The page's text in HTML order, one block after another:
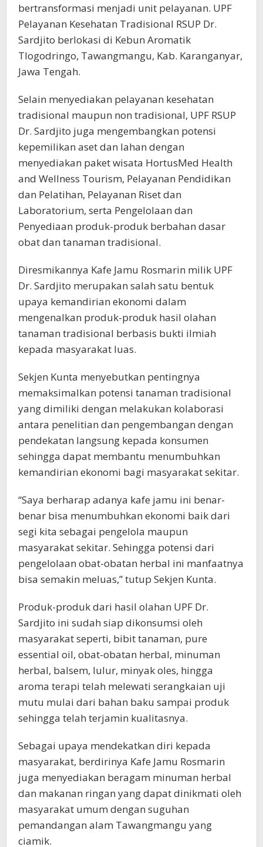
bertransformasi menjadi unit pelayanan. UPF
Pelayanan Kesehatan Tradisional RSUP Dr.
Sardjito berlokasi di Kebun Aromatik
Tlogodringo, Tawangmangu, Kab. Karanganyar,
Jawa Tengah.
Selain menyediakan pelayanan kesehatan
tradisional maupun non tradisional, UPF RSUP
Dr. Sardjito juga mengembangkan potensi
kepemilikan aset dan lahan dengan
menyediakan paket wisata HortusMed Health
and Wellness Tourism, Pelayanan Pendidikan
dan Pelatihan, Pelayanan Riset dan
Laboratorium, serta Pengelolaan dan
Penyediaan produk-produk berbahan dasar
obat dan tanaman tradisional.
Diresmikannya Kafe Jamu Rosmarin milik UPF
Dr. Sardjito merupakan salah satu bentuk
upaya kemandirian ekonomi dalam
mengenalkan produk-produk hasil olahan
tanaman tradisional berbasis bukti ilmiah
kepada masyarakat luas.
Sekjen Kunta menyebutkan pentingnya
memaksimalkan potensi tanaman tradisional
yang dimiliki dengan melakukan kolaborasi
antara penelitian dan pengembangan dengan
pendekatan langsung kepada konsumen
sehingga dapat membantu menumbuhkan
kemandirian ekonomi bagi masyarakat sekitar.
“Saya berharap adanya kafe jamu ini benar-
benar bisa menumbuhkan ekonomi baik dari
segi kita sebagai pengelola maupun
masyarakat sekitar. Sehingga potensi dari
pengelolaan obat-obatan herbal ini manfaatnya
bisa semakin meluas,” tutup Sekjen Kunta.
Produk-produk dari hasil olahan UPF Dr.
Sardjito ini sudah siap dikonsumsi oleh
masyarakat seperti, bibit tanaman, pure
essential oil, obat-obatan herbal, minuman
herbal, balsem, lulur, minyak oles, hingga
aroma terapi telah melewati serangkaian uji
mutu mulai dari bahan baku sampai produk
sehingga telah terjamin kualitasnya.
Sebagai upaya mendekatkan diri kepada
masyarakat, berdirinya Kafe Jamu Rosmarin
juga menyediakan beragam minuman herbal
dan makanan ringan yang dapat dinikmati oleh
masyarakat umum dengan suguhan
pemandangan alam Tawangmangu yang
ciamik.